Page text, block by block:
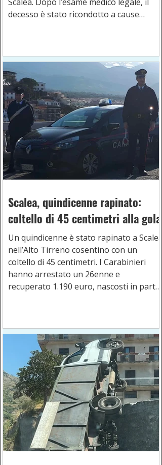
decesso è stato ricondotto a cause
Scalea, quindicenne rapinato:
coltello di 45 centimetri alla gola
Un quindicenne è stato rapinato a Scalea
nell’Alto Tirreno cosentino con un
coltello di 45 centimetri. I Carabinieri
hanno arrestato un 26enne e
recuperato 1.190 euro, nascosti in parte